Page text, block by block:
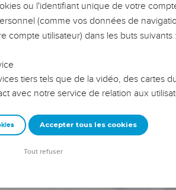
leur vision. Mais on voit
même que ce sont
sur les erreurs
afin que leurs erreurs
un groupe ou une famille,
ou l'identifiant unique de votre
(comme vos données de
compte utilisateur) dans les buts suivants :
tiers tels que de la vidéo, des cartes
avec notre service de relation aux
Accepter tous les cookies
Tout refuser